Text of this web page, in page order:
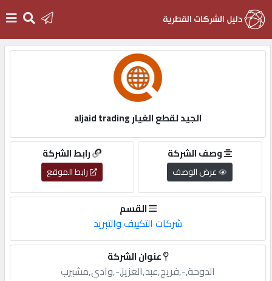
التسجيل
English
أضف
الجيد لقطع الغيار aljaid trading
رابط الشركة
رابط الموقع
وصف الشركة
عرض الوصف
القسم
شركات التكييف والتبريد
عنوان الشركة
الدوحة,-,فريج,عبد,العزيز,-,وادي,مشيرب